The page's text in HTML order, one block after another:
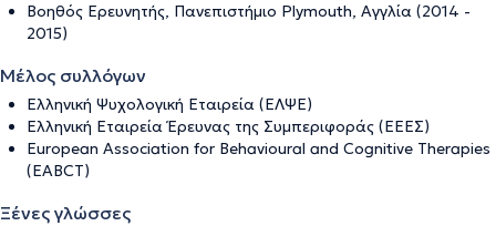
Βοηθός Ερευνητής, Πανεπιστήμιο Plymouth, Αγγλία (2014 -
2015)
Μέλος συλλόγων
Ελληνική Ψυχολογική Εταιρεία (ΕΛΨΕ)
Ελληνική Εταιρεία Έρευνας της Συμπεριφοράς (ΕΕΕΣ)
European Association for Behavioural and Cognitive Therapies
(EABCT)
Ξένες γλώσσες